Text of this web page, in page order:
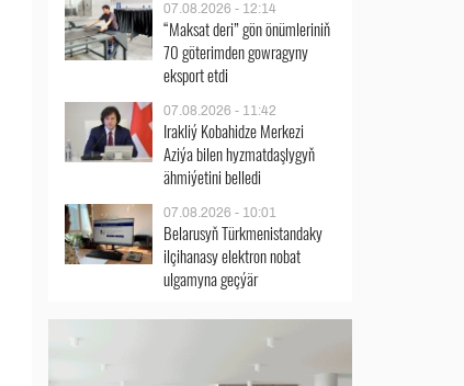
07.08.2026 - 12:14
“Maksat deri” gön önümleriniň
70 göterimden gowragyny
eksport etdi
07.08.2026 - 11:42
Irakliý Kobahidze Merkezi
Aziýa bilen hyzmatdaşlygyň
ähmiýetini belledi
07.08.2026 - 10:01
Belarusyň Türkmenistandaky
ilçihanasy elektron nobat
ulgamyna geçýär